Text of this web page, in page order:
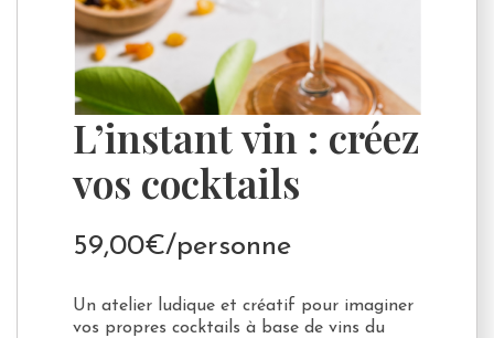
L’instant vin : créez
vos cocktails
59,00€/personne
Un atelier ludique et créatif pour imaginer
vos propres cocktails à base de vins du